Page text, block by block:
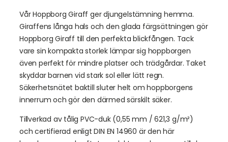
Vår Hoppborg Giraff ger djungelstämning hemma.
Giraffens långa hals och den glada färgsättningen gör
Hoppborg Giraff till den perfekta blickfången. Tack
vare sin kompakta storlek lämpar sig hoppborgen
även perfekt för mindre platser och trädgårdar. Taket
skyddar barnen vid stark sol eller lätt regn.
Säkerhetsnätet baktill sluter helt om hoppborgens
innerrum och gör den därmed särskilt säker.
Tillverkad av tålig PVC-duk (0,55 mm / 621,3 g/m²)
och certifierad enligt DIN EN 14960 är den här